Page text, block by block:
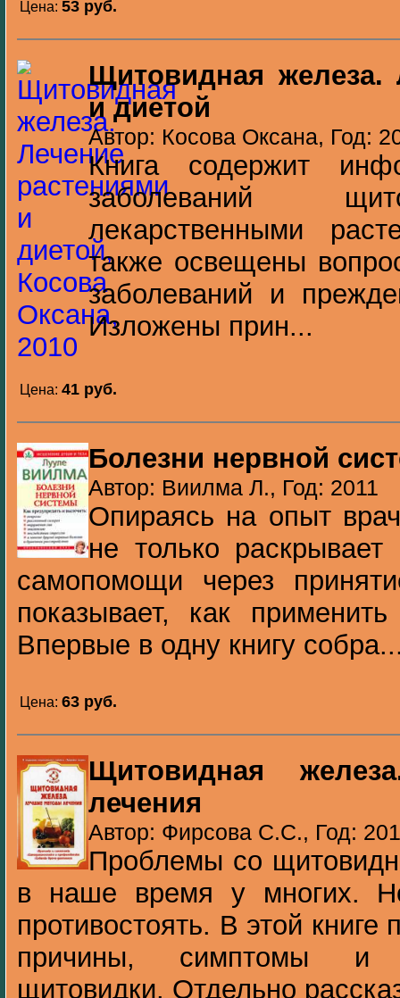
Цена: 53 pуб.
Щитовидная железа.
и диетой
Автор: Косова Оксана, Год:
Книга содержит
заболеваний
лекарственными
также освещены
заболеваний и
Изложены прин...
Цена: 41 pуб.
Болезни нервной
Автор: Виилма Л., Год: 2011
Опираясь на опыт
не только
самопомощи через
показывает, как
Впервые в одну книгу
Цена: 63 pуб.
Щитовидная
лечения
Автор: Фирсова С.С., Год:
Проблемы со
в наше время у многих.
противостоять. В этой
причины, симптомы и
щитовидки. Отдельно